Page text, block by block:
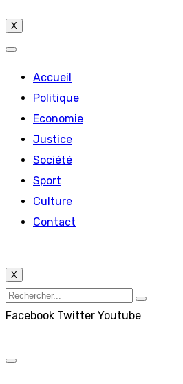
X
Accueil
Politique
Economie
Justice
Société
Sport
Culture
Contact
X
Facebook Twitter Youtube